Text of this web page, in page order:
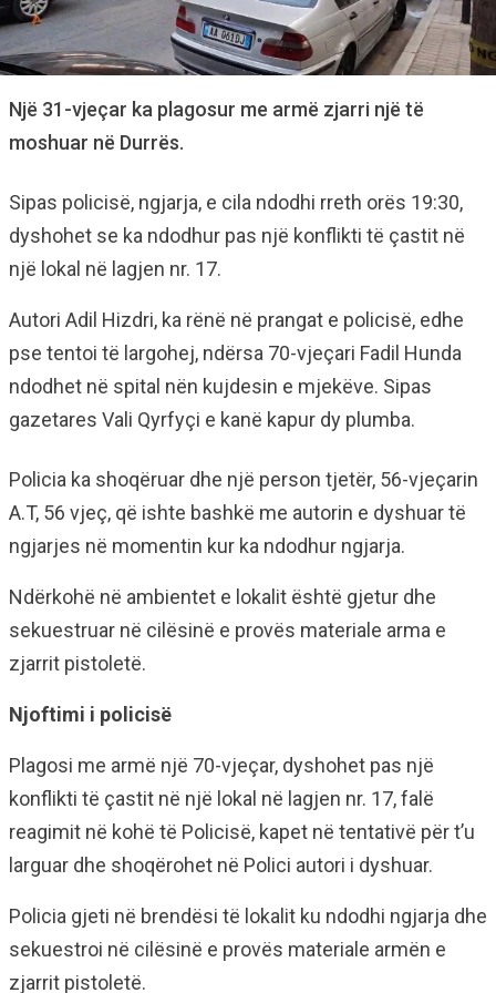
Një 31-vjeçar ka plagosur me armë zjarri një të
moshuar në Durrës.
Sipas policisë, ngjarja, e cila ndodhi rreth orës 19:30,
dyshohet se ka ndodhur pas një konflikti të çastit në
një lokal në lagjen nr. 17.
Autori Adil Hizdri, ka rënë në prangat e policisë, edhe
pse tentoi të largohej, ndërsa 70-vjeçari Fadil Hunda
ndodhet në spital nën kujdesin e mjekëve. Sipas
gazetares Vali Qyrfyçi e kanë kapur dy plumba.
Policia ka shoqëruar dhe një person tjetër, 56-vjeçarin
A.T, 56 vjeç, që ishte bashkë me autorin e dyshuar të
ngjarjes në momentin kur ka ndodhur ngjarja.
Ndërkohë në ambientet e lokalit është gjetur dhe
sekuestruar në cilësinë e provës materiale arma e
zjarrit pistoletë.
Njoftimi i policisë
Plagosi me armë një 70-vjeçar, dyshohet pas një
konflikti të çastit në një lokal në lagjen nr. 17, falë
reagimit në kohë të Policisë, kapet në tentativë për t’u
larguar dhe shoqërohet në Polici autori i dyshuar.
Policia gjeti në brendësi të lokalit ku ndodhi ngjarja dhe
sekuestroi në cilësinë e provës materiale armën e
zjarrit pistoletë.